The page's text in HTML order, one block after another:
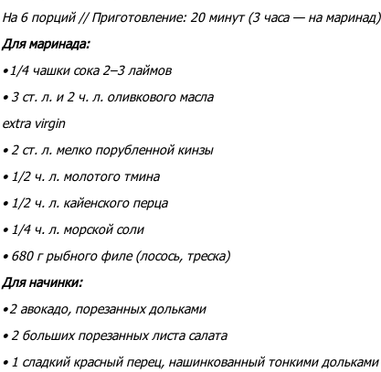
На 6 порций // Приготовление: 20 минут (3 часа — на маринад)
Для маринада:
• 1/4 чашки сока 2–3 лаймов
• 3 ст. л. и 2 ч. л. оливкового масла
extra virgin
• 2 ст. л. мелко порубленной кинзы
• 1/2 ч. л. молотого тмина
• 1/2 ч. л. кайенского перца
• 1/4 ч. л. морской соли
• 680 г рыбного филе (лосось, треска)
Для начинки:
• 2 авокадо, порезанных дольками
• 2 больших порезанных листа салата
• 1 сладкий красный перец, нашинкованный тонкими дольками